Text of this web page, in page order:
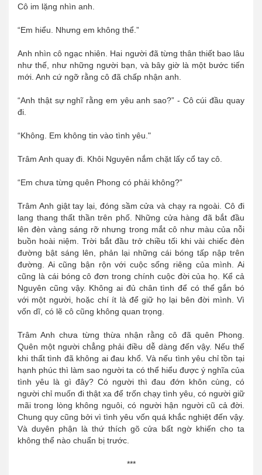
Cô im lặng nhìn anh.
“Em hiểu. Nhưng em không thể.”
Anh nhìn cô ngạc nhiên. Hai người đã từng thân thiết bao lâu
như thế, như những người bạn, và bây giờ là một bước tiến
mới. Anh cứ ngỡ rằng cô đã chấp nhận anh.
“Anh thật sự nghĩ rằng em yêu anh sao?” - Cô cúi đầu quay
đi.
“Không. Em không tin vào tình yêu."
Trâm Anh quay đi. Khôi Nguyên nắm chặt lấy cổ tay cô.
“Em chưa từng quên Phong có phải không?”
Trâm Anh giật tay lại, đóng sầm cửa và chạy ra ngoài. Cô đi
lang thang thất thần trên phố. Những cửa hàng đã bắt đầu
lên đèn vàng sáng rỡ nhưng trong mắt cô như màu của nỗi
buồn hoài niệm. Trời bắt đầu trở chiều tối khi vài chiếc đèn
đường bật sáng lên, phản lại những cái bóng tấp nập trên
đường. Ai cũng bận rộn với cuộc sống riêng của mình. Ai
cũng là cái bóng cô đơn trong chính cuộc đời của họ. Kể cả
Nguyên cũng vậy. Không ai đủ chân tình để có thể gắn bó
với một người, hoặc chí ít là để giữ họ lại bên đời mình. Vì
vốn dĩ, có lẽ cô cũng không quan trọng.
Trâm Anh chưa từng thừa nhận rằng cô đã quên Phong.
Quên một người chẳng phải điều dễ dàng đến vậy. Nếu thế
khi thất tình đã không ai đau khổ. Và nếu tình yêu chỉ tồn tại
hạnh phúc thì làm sao người ta có thể hiểu được ý nghĩa của
tình yêu là gì đây? Có người thì đau đớn khôn cùng, có
người chỉ muốn đi thật xa để trốn chạy tình yêu, có người giữ
mãi trong lòng không nguôi, có người hận người cũ cả đời.
Chung quy cũng bởi vì tình yêu vốn quá khắc nghiệt đến vậy.
Và duyên phận là thứ thích gõ cửa bất ngờ khiến cho ta
không thể nào chuẩn bị trước.
***